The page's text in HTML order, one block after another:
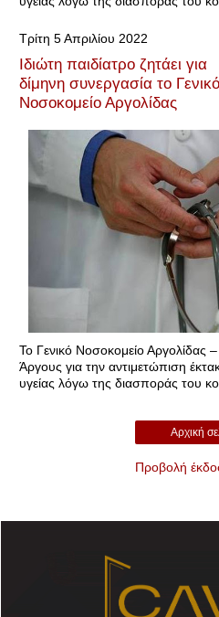
Τρίτη 5 Απριλίου 2022
Ιδιώτη παιδίατρο ζητάει για
δίμηνη συνεργασία το Γενικό
Νοσοκομείο Αργολίδας
Το Γενικό Νοσοκομείο Αργολίδας
Άργους για την αντιμετώπιση
υγείας λόγω της διασποράς του
Αρχική
Προβολή